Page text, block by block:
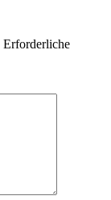
Erforderliche